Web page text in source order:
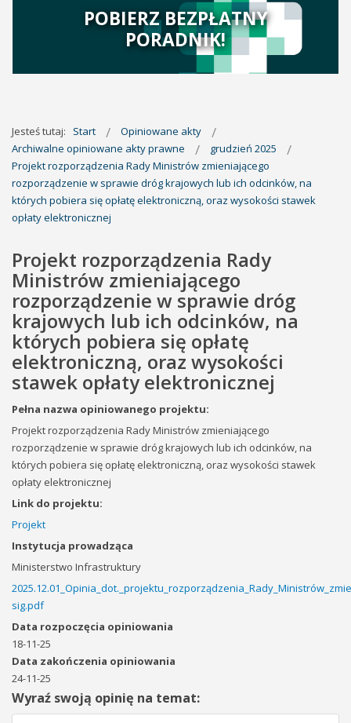
POBIERZ BEZPŁATNY
PORADNIK!
Jesteś tutaj: Start
Opiniowane akty
Archiwalne opiniowane akty prawne
grudzień 2025
Projekt rozporządzenia Rady Ministrów zmieniającego
rozporządzenie w sprawie dróg krajowych lub ich odcinków, na
których pobiera się opłatę elektroniczną, oraz wysokości stawek
opłaty elektronicznej
Projekt rozporządzenia Rady
Ministrów zmieniającego
rozporządzenie w sprawie dróg
krajowych lub ich odcinków, na
których pobiera się opłatę
elektroniczną, oraz wysokości
stawek opłaty elektronicznej
Pełna nazwa opiniowanego projektu:
Projekt rozporządzenia Rady Ministrów zmieniającego
rozporządzenie w sprawie dróg krajowych lub ich odcinków, na
których pobiera się opłatę elektroniczną, oraz wysokości stawek
opłaty elektronicznej
Link do projektu:
Projekt
Instytucja prowadząca
Ministerstwo Infrastruktury
sig.pdf
Data rozpoczęcia opiniowania
18-11-25
Data zakończenia opiniowania
24-11-25
Wyraź swoją opinię na temat: